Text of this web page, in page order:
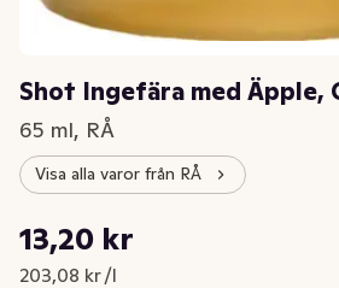
Shot Ingefära med Äpple,
65 ml, RÅ
Visa alla varor från RÅ
Nuvarande pris är: 13,20 kr
13,20 kr
203,08 kr /l
Styckpris: 203,08 kr /l